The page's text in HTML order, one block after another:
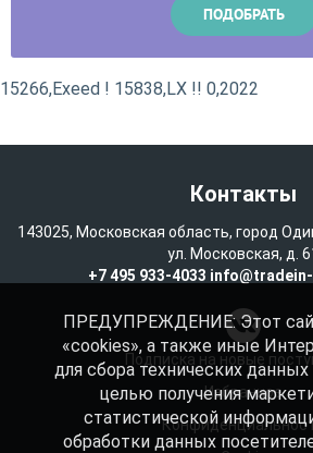
15266,Exeed ! 15838,LX !! 0,2022
Контакты
143025, Московская область, город
ул. Московская, д.
+7 495 933-4033
Подписка на новые
Избранное
ПРЕДУПРЕЖДЕНИЕ: Этот
«cookies», а также иные
для сбора технических
целью получения
статистической
обработки данных